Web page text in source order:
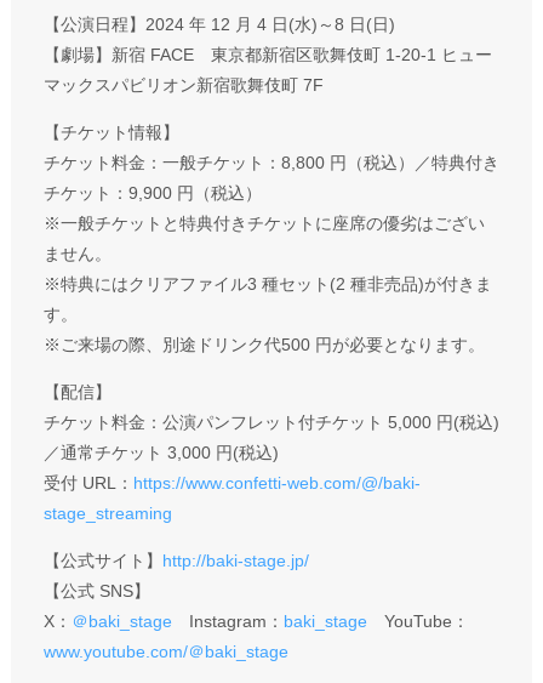
【公演日程】2024 年 12 月 4 日(水)～8 日(日)
【劇場】新宿 FACE 東京都新宿区歌舞伎町 1-20-1 ヒュー
マックスパビリオン新宿歌舞伎町 7F
【チケット情報】
チケット料金：一般チケット：8,800 円（税込）／特典付き
チケット：9,900 円（税込）
※一般チケットと特典付きチケットに座席の優劣はござい
ません。
※特典にはクリアファイル3 種セット(2 種非売品)が付きま
す。
※ご来場の際、別途ドリンク代500 円が必要となります。
【配信】
チケット料金：公演パンフレット付チケット 5,000 円(税込)
／通常チケット 3,000 円(税込)
受付 URL： https://www.confetti-web.com/@/baki-
stage_streaming
【公式サイト】 http://baki-stage.jp/
【公式 SNS】
X： ＠baki_stage Instagram： baki_stage YouTube：
www.youtube.com/＠baki_stage